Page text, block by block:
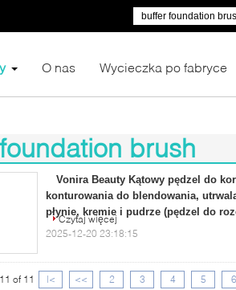
O nas Wycieczka po fabryce
brush
Vonira Beauty Kątowy pędzel do
konturowania do blendowania,
płynie, kremie i pudrze (pędzel do
Czytaj więcej
2025-12-20 23:18:15
of 11 |< << 2 3 4 5 6